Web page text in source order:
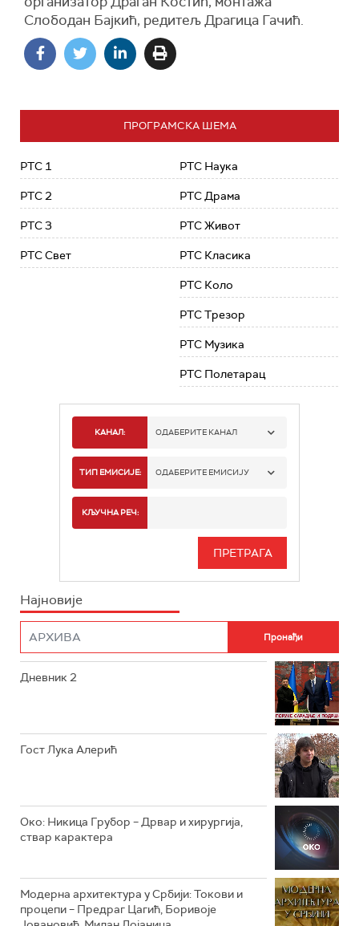
Слободан Бајкић, редитељ Драгица Гачић.
ПРОГРАМСКА ШЕМА
РТС 1
РТС 2
РТС 3
РТС Свет
РТС Наука
РТС Драма
РТС Живот
РТС Класика
РТС Коло
РТС Трезор
РТС Музика
РТС Полетарац
КАНАЛ: ОДАБЕРИТЕ КАНАЛ
РТС 1
РТС 3
ТИП ЕМИСИЈЕ: ОДАБЕРИТЕ ЕМИСИЈУ
ИНФО
КЉУЧНА РЕЧ:
Најновије
Дневник 2
Гост Лука Алерић
Око: Никица Грубор – Дрвар и хирургија,
ствар карактера
Модерна архитектура у Србији: Токови и
процепи – Предраг Цагић, Боривоје